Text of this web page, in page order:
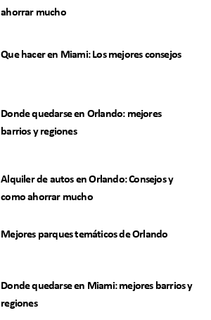
ahorrar mucho
Que hacer en Miami: Los mejores consejos
Donde quedarse en Orlando: mejores
barrios y regiones
Alquiler de autos en Orlando: Consejos y
como ahorrar mucho
Mejores parques temáticos de Orlando
Donde quedarse en Miami: mejores barrios y
regiones